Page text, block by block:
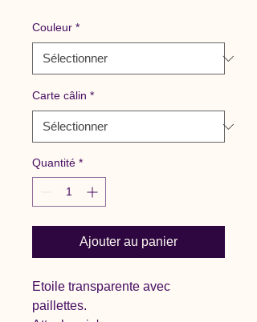
Couleur *
Carte câlin *
Quantité *
Ajouter au panier
Etoile transparente avec
paillettes.